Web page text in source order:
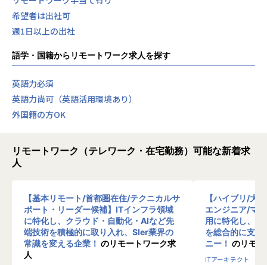
希望者は出社可
週1日以上の出社
語学・国籍からリモートワーク求人を探す
英語力必須
英語力尚可（英語活用環境あり）
外国籍の方OK
リモートワーク（テレワーク・在宅勤務）可能な新着求
人
【基本リモート/首都圏在住/テクニカルサ
ポート・リーダー候補】ITインフラ領域
に特化し、クラウド・自動化・AIなど先
端技術を積極的に取り入れ、SIer業界の
常識を変える企業！ のリモートワーク求
人
【ハイブリ/大
エンジニア/マ
用に特化し、
を総合的に支援
ニー！ のリモ
ITアーキテクト